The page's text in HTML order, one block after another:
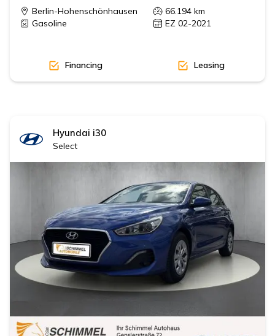
Berlin-Hohenschönhausen 66.194 km
Gasoline
EZ 02-2021
Financing Leasing
Hyundai i30
Select